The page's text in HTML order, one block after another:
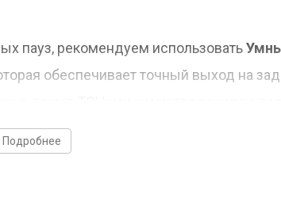
пауз, рекомендуем использовать
обеспечивает точный выход на
по программе затирания.
Подробнее